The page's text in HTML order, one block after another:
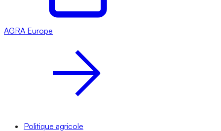
AGRA Europe
Politique agricole